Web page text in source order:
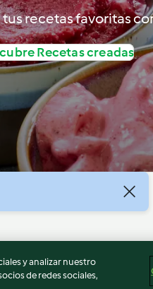
recetas favoritas
Recetas creadas
y analizar nuestro
de redes sociales,